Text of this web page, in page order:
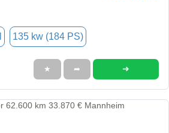
135 kw (184 PS)
★ ➦ ➜